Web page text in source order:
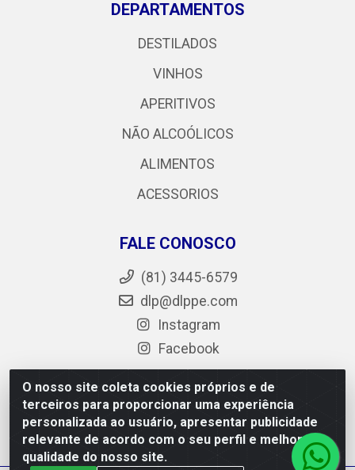
O nosso site coleta cookies próprios e de
terceiros para proporcionar uma experiência
personalizada ao usuário, apresentar publicidade
relevante de acordo com o seu perfil e melhorar a
qualidade do nosso site.
DEPARTAMENTOS
DESTILADOS
VINHOS
APERITIVOS
NÃO ALCOÓLICOS
ALIMENTOS
ACESSORIOS
FALE CONOSCO
(81) 3445-6579
dlp@dlppe.com
Instagram
Facebook
DLP - AV. Engenheiro Abdias de Carvalho, 962 - Bongi -
PE - CEP 50.640-525 - CNPJ 05.429.222/0001-48